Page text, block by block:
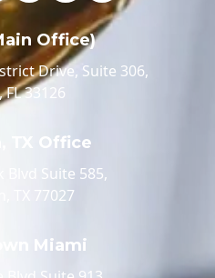
Office)
Drive, Suite 306,
33126
TX Office
Blvd Suite 585,
TX 77027
Miami